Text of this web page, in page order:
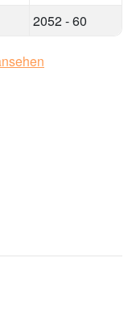
2052 - 60